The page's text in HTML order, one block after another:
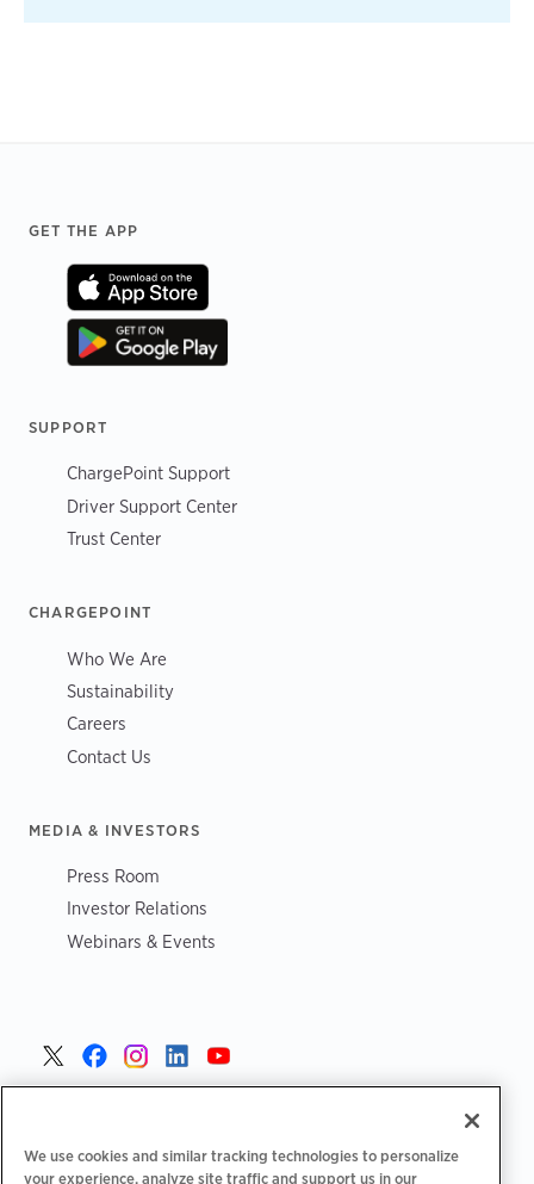
Footer
GET THE APP
SUPPORT
ChargePoint Support
Driver Support Center
Trust Center
CHARGEPOINT
Who We Are
Sustainability
Careers
Contact Us
MEDIA & INVESTORS
Press Room
Investor Relations
Webinars & Events
We use cookies and similar tracking technologies to personalize
your experience, analyze site traffic and support us in our